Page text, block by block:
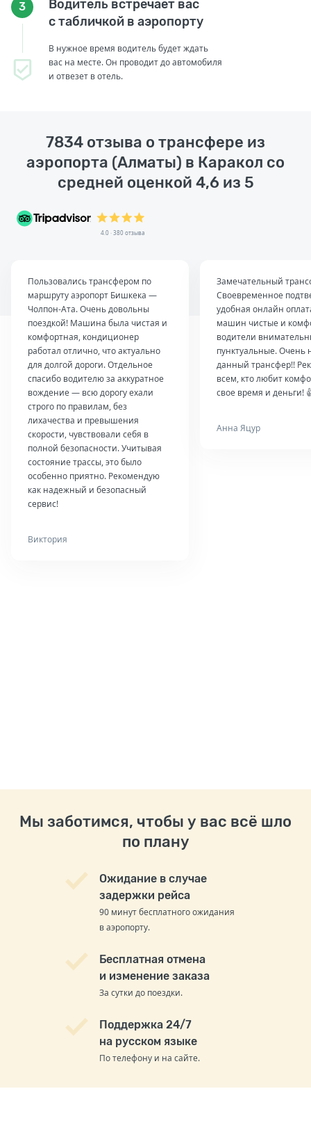
3
Водитель встречает вас
с табличкой в аэропорту
В нужное время водитель будет ждать
вас на месте. Он проводит до автомобиля
и отвезет в отель.
7834 отзыва о трансфере из
аэропорта (Алматы) в Каракол со
средней оценкой 4,6 из 5
4.0 · 380 отзыва
Пользовались трансфером по
маршруту аэропорт Бишкека —
Чолпон-Ата. Очень довольны
поездкой! Машина была чистая и
комфортная, кондиционер
работал отлично, что актуально
для долгой дороги. Отдельное
спасибо водителю за аккуратное
вождение — всю дорогу ехали
строго по правилам, без
лихачества и превышения
скорости, чувствовали себя в
полной безопасности. Учитывая
состояние трассы, это было
особенно приятно. Рекомендую
как надежный и безопасный
сервис!
Виктория
Замечательный
Своевременное
удобная онлайн
машин чистые и
водители
пунктуальные. Очень
данный трансфер!!
всем, кто любит
свое время и деньги!
Анна Яцур
Мы заботимся, чтобы у вас всё шло
по плану
Ожидание в случае
задержки рейса
90 минут бесплатного ожидания
в аэропорту.
Бесплатная отмена
и изменение заказа
За сутки до поездки.
Поддержка 24/7
на русском языке
По телефону и на сайте.